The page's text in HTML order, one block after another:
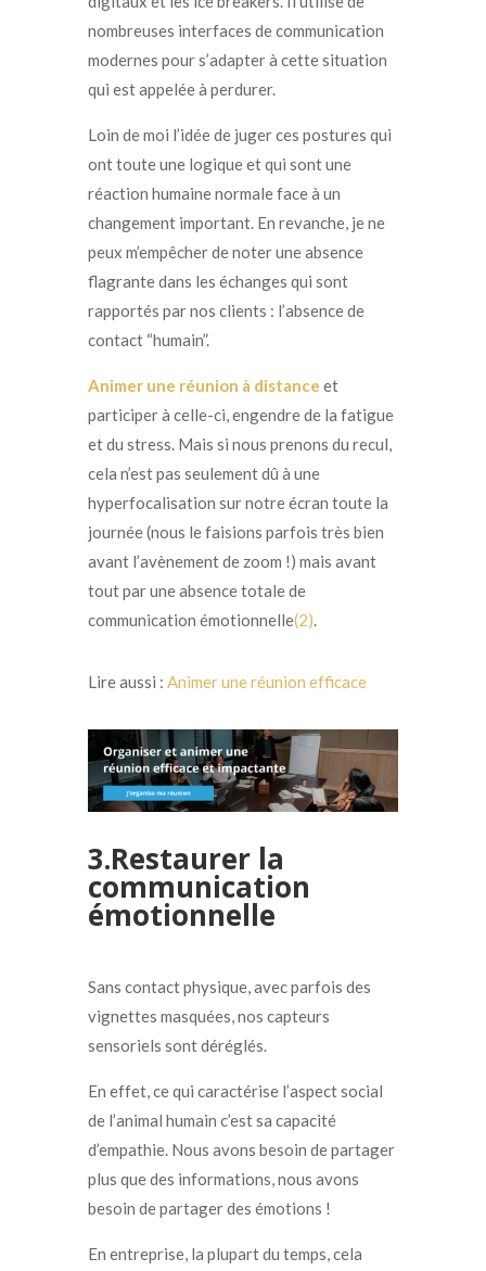
nombreuses interfaces de communication
modernes pour s’adapter à cette situation
qui est appelée à perdurer.
Loin de moi l’idée de juger ces postures qui
ont toute une logique et qui sont une
réaction humaine normale face à un
changement important. En revanche, je ne
peux m’empêcher de noter une absence
flagrante dans les échanges qui sont
rapportés par nos clients : l’absence de
contact “humain”.
Animer une réunion à distance et
participer à celle-ci, engendre de la fatigue
et du stress. Mais si nous prenons du recul,
cela n’est pas seulement dû à une
hyperfocalisation sur notre écran toute la
journée (nous le faisions parfois très bien
avant l’avènement de zoom !) mais avant
tout par une absence totale de
communication émotionnelle(2).
Lire aussi : Animer une réunion efficace
3.Restaurer la
communication
émotionnelle
Sans contact physique, avec parfois des
vignettes masquées, nos capteurs
sensoriels sont déréglés.
En effet, ce qui caractérise l’aspect social
de l’animal humain c’est sa capacité
d’empathie. Nous avons besoin de partager
plus que des informations, nous avons
besoin de partager des émotions !
En entreprise, la plupart du temps, cela